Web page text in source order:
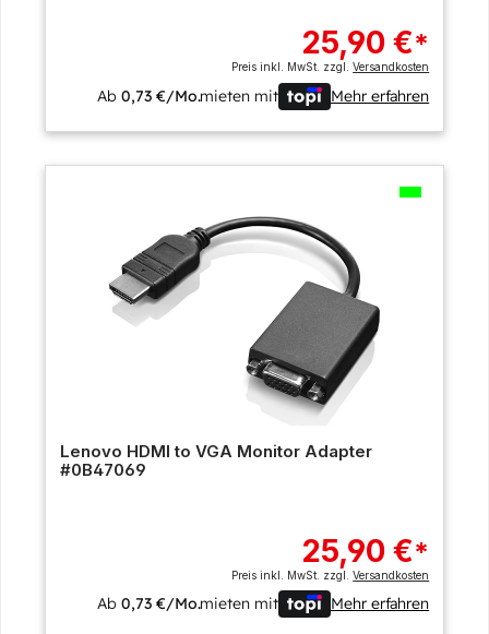
25,90 €*
Preis inkl. MwSt. zzgl.Versandkosten
Ab0,73 €/Mo.mieten mit Mehr erfahren
Lenovo HDMI to VGA Monitor Adapter
#0B47069
25,90 €*
Preis inkl. MwSt. zzgl.Versandkosten
Ab0,73 €/Mo.mieten mit Mehr erfahren